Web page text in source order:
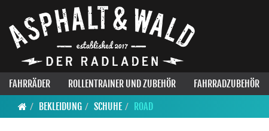
FAHRRÄDER ROLLENTRAINER UND ZUBEHÖR FAHRRADZUBEHÖR
BEKLEIDUNG
SCHUHE ROAD